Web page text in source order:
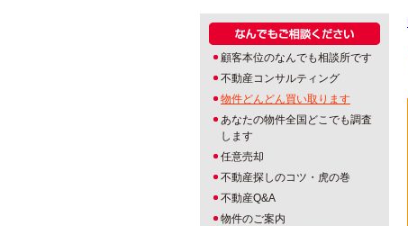
顧客本位のなんでも相談所です
不動産コンサルティング
物件どんどん買い取ります
あなたの物件全国どこでも調査
します
任意売却
不動産探しのコツ・虎の巻
不動産Q&A
物件のご案内